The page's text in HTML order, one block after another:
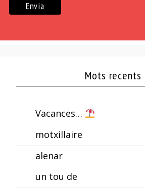
Mots recents
Vacances…
motxillaire
alenar
un tou de